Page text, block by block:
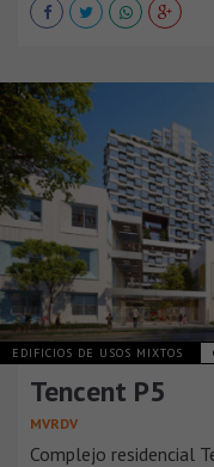
EDIFICIOS DE USOS MIXTOS
Tencent P5
MVRDV
Complejo residencial